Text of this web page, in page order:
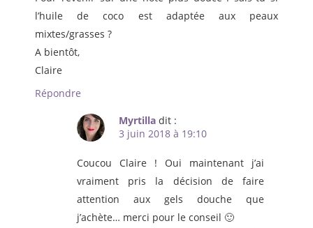
l’huile de coco est adaptée aux peaux
mixtes/grasses ?
A bientôt,
Claire
Répondre
Myrtilla dit :
3 juin 2018 à 19:10
Coucou Claire ! Oui maintenant j’ai
vraiment pris la décision de faire
attention aux gels douche que
j’achète… merci pour le conseil 🙂